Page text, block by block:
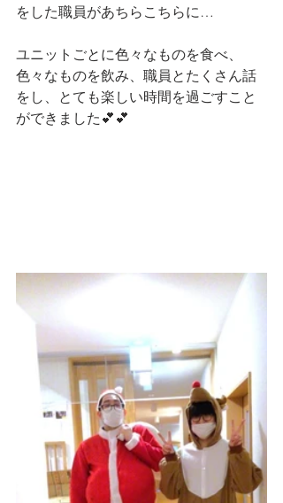
をした職員があちらこちらに…
ユニットごとに色々なものを食べ、
色々なものを飲み、職員とたくさん話
をし、とても楽しい時間を過ごすこと
ができました💕💕